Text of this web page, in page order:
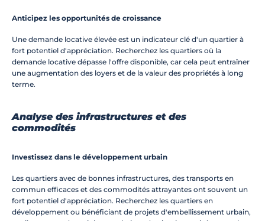
Anticipez les opportunités de croissance
Une demande locative élevée est un indicateur clé d'un quartier à
fort potentiel d'appréciation. Recherchez les quartiers où la
demande locative dépasse l'offre disponible, car cela peut entraîner
une augmentation des loyers et de la valeur des propriétés à long
terme.
Analyse des infrastructures et des
commodités
Investissez dans le développement urbain
Les quartiers avec de bonnes infrastructures, des transports en
commun efficaces et des commodités attrayantes ont souvent un
fort potentiel d'appréciation. Recherchez les quartiers en
développement ou bénéficiant de projets d'embellissement urbain,